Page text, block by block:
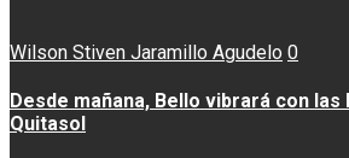
Wilson Stiven Jaramillo Agudelo 0
Desde mañana, Bello vibrará con
Quitasol